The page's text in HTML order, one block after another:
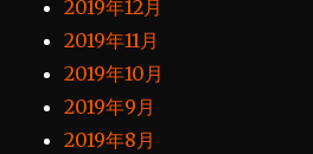
2019年12月
2019年11月
2019年10月
2019年9月
2019年8月